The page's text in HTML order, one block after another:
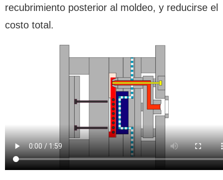
recubrimiento posterior al moldeo, y reducirse el
costo total.